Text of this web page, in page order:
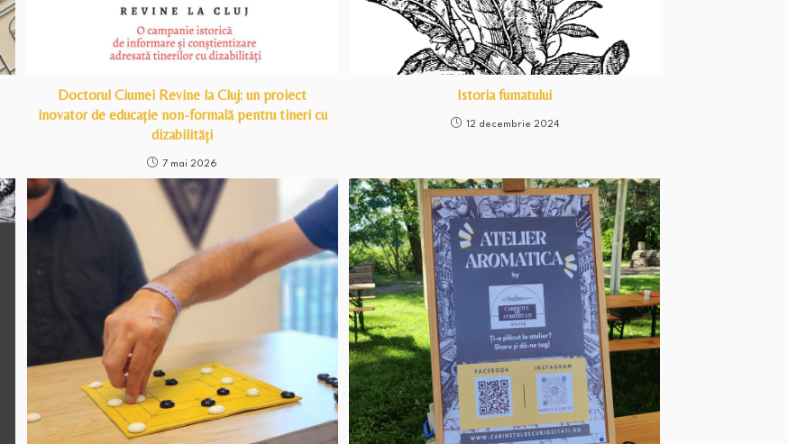
Doctorul Ciumei Revine la Cluj: un proiect
inovator de educație non-formală pentru tineri cu
dizabilități
7 mai 2026
Istoria fumatului
12 decembrie 2024